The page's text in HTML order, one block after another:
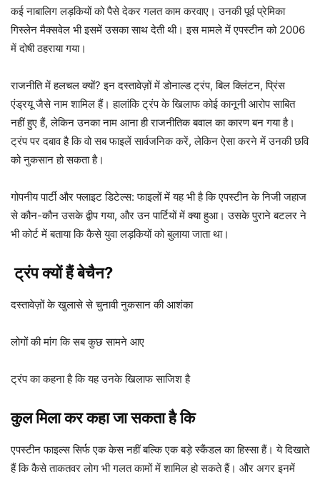
कई नाबालिग लड़कियों को पैसे देकर गलत काम करवाए। उनकी पूर्व प्रेमिका
गिस्लेन मैक्सवेल भी इसमें उसका साथ देती थी। इस मामले में एपस्टीन को 2006
में दोषी ठहराया गया।
राजनीति में हलचल क्यों? इन दस्तावेज़ों में डोनाल्ड ट्रंप, बिल क्लिंटन, प्रिंस
एंड्रयू जैसे नाम शामिल हैं। हालांकि ट्रंप के खिलाफ कोई कानूनी आरोप साबित
नहीं हुए हैं, लेकिन उनका नाम आना ही राजनीतिक बवाल का कारण बन गया है।
ट्रंप पर दबाव है कि वो सब फाइलें सार्वजनिक करें, लेकिन ऐसा करने में उनकी छवि
को नुकसान हो सकता है।
गोपनीय पार्टी और फ्लाइट डिटेल्स: फाइलों में यह भी है कि एपस्टीन के निजी जहाज
से कौन-कौन उसके द्वीप गया, और उन पार्टियों में क्या हुआ। उसके पुराने बटलर ने
भी कोर्ट में बताया कि कैसे युवा लड़कियों को बुलाया जाता था।
ट्रंप क्यों हैं बेचैन?
दस्तावेज़ों के खुलासे से चुनावी नुकसान की आशंका
लोगों की मांग कि सब कुछ सामने आए
ट्रंप का कहना है कि यह उनके खिलाफ साजिश है
कुल मिला कर कहा जा सकता है कि
एपस्टीन फाइल्स सिर्फ एक केस नहीं बल्कि एक बड़े स्कैंडल का हिस्सा हैं। ये दिखाते
हैं कि कैसे ताकतवर लोग भी गलत कामों में शामिल हो सकते हैं। और अगर इनमें